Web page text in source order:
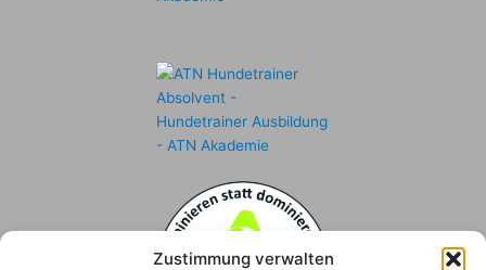
Zustimmung verwalten